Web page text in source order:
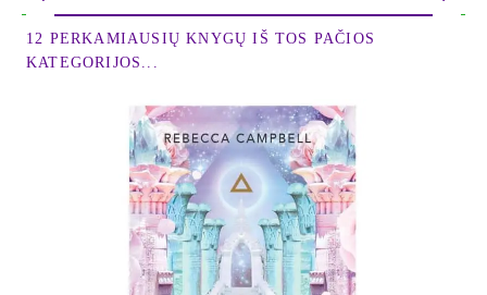
paprasta idėja, kurios laikas jau atėjo. Ši knyga
suteikia įkvėpimo ir išsamios informacijos visiems,
norintiems gyventi sveikiau. Ji praturtins kiekvieno
Midwest Book Review
Viktorijos Butenko pateikta aiški, paprasta ir
meistriška koncepcija yra nepaprastai vertinga ir
veiksminga – gali būti, kad per artimiausią
dešimtmetį iš esmės pasikeis mūsų supratimas apie
sveikatos palaikymą.
12 PERKAMIAUSIŲ KNYGŲ IŠ TOS PAČIOS
KATEGORIJOS...